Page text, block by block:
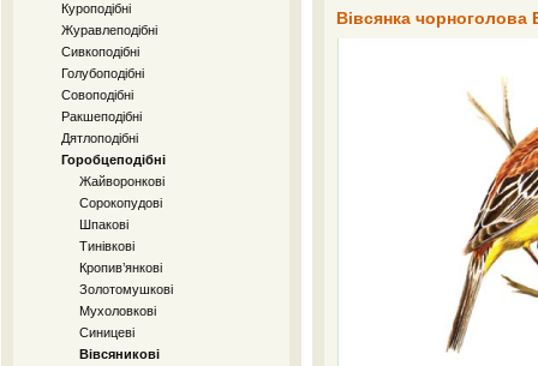
Куроподібні
Журавлеподібні
Сивкоподібні
Голубоподібні
Совоподібні
Ракшеподібні
Дятлоподібні
Горобцеподібні
Жайворонкові
Сорокопудові
Шпакові
Тинівкові
Кропив’янкові
Золотомушкові
Мухоловкові
Синицеві
Вівсяникові
Вівсянка